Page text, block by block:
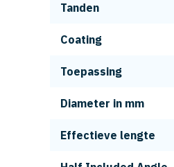
Tanden
Coating
Toepassing
Diameter in mm
Effectieve lengte